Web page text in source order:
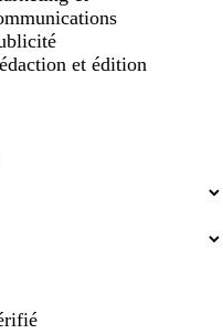
et édition